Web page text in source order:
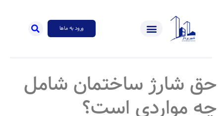
ورود به ماها
حق شارژ ساختمان شامل
چه مواردی است؟